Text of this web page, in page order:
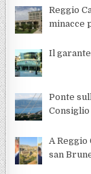
Reggio
minacce
Il
Ponte
A
san